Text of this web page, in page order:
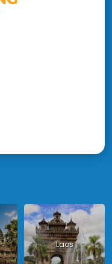
Laos